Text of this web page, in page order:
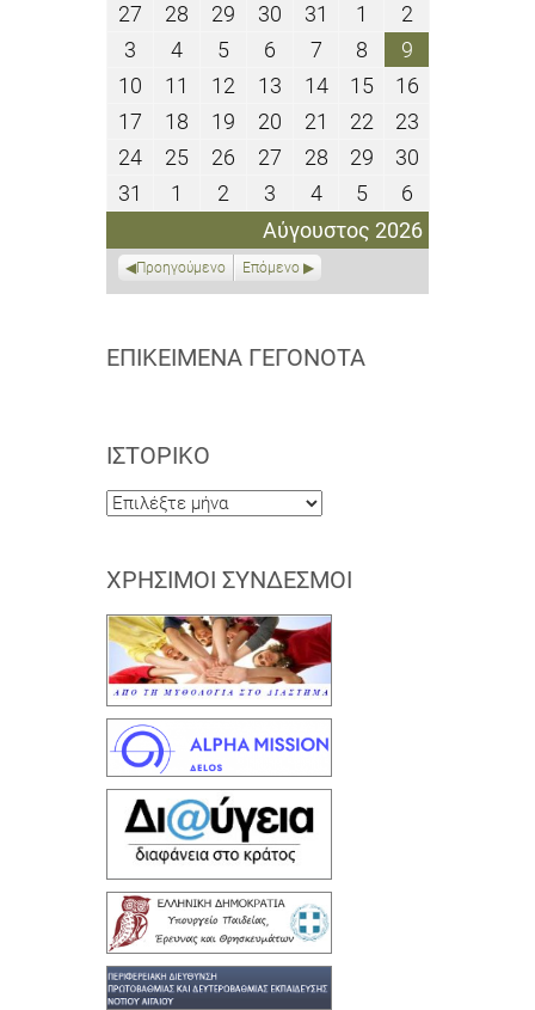
Αύγουστος 2026
27
Ιουλίου
2026
28
Ιουλίου
2026
29
Ιουλίου
2026
30
Ιουλίου
2026
31
Ιουλίου
2026
1
Αυγούστου
2026
22
Αυγούστου
2026
3
Αυγούστου
2026
44
Αυγούστου
2026
55
Αυγούστου
2026
6
Αυγούστου
2026
77
Αυγούστου
2026
88
Αυγούστου
2026
99
Αυγούστου
2026
10
Αυγούστου
2026
11
Αυγούστου
2026
12
Αυγούστου
2026
13
Αυγούστου
2026
1414
Αυγούστου
2026
1515
Αυγούστου
2026
1616
Αυγούστου
2026
17
Αυγούστου
2026
18
Αυγούστου
2026
19
Αυγούστου
2026
20
Αυγούστου
2026
21
Αυγούστου
2026
2222
Αυγούστου
2026
2323
2026
2424
Αυγούστου
2026
2525
Αυγούστου
2026
26
Αυγούστου
2026
27
Αυγούστου
2026
2828
Αυγούστου
2026
2929
Αυγούστου
2026
3030
2026
31
Αυγούστου
1
Σεπτεμβρίου
2
Σεπτεμβρίου
2026
3
Σεπτεμβρίου
2026
44
Σεπτεμβρίου
2026
55
Σεπτεμβρίου
2026
66
2026
Προηγούμενο Επόμενο
ΕΠΙΚΕΊΜΕΝΑ ΓΕΓΟΝΌΤΑ
ΙΣΤΟΡΙΚΌ
Ιστορικό
ΧΡΉΣΙΜΟΙ ΣΎΝΔΕΣΜΟΙ